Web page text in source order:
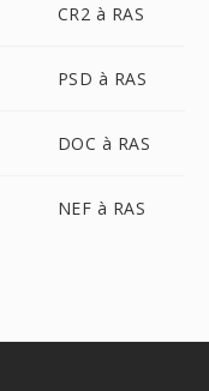
CR2 à RAS
PSD à RAS
DOC à RAS
NEF à RAS